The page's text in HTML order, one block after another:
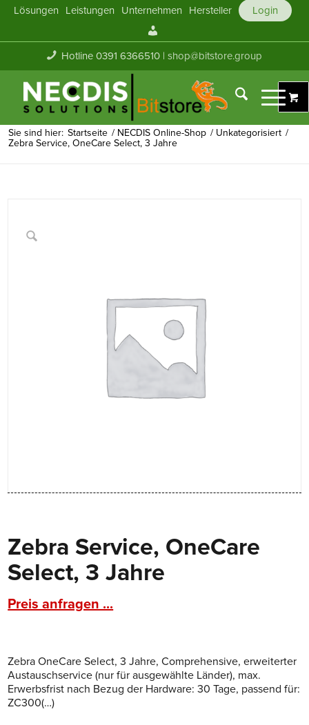
Lösungen Leistungen Unternehmen Hersteller
Login
Konto
Hotline 0391 6366510 |shop@bitstore.group
Sie sind hier: Startseite / NECDIS Online-Shop / Unkategorisiert /
Zebra Service, OneCare Select, 3 Jahre
Zebra Service, OneCare
Select, 3 Jahre
Preis anfragen ...
Zebra OneCare Select, 3 Jahre, Comprehensive, erweiterter
Austauschservice (nur für ausgewählte Länder), max.
Erwerbsfrist nach Bezug der Hardware: 30 Tage, passend für:
ZC300(…)